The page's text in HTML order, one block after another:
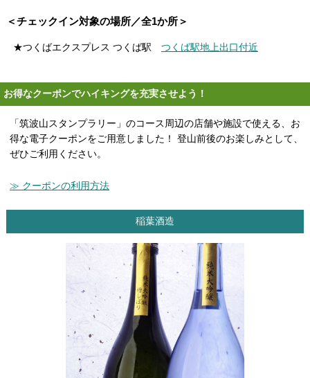
＜チェックイン対象の場所／全1か所＞
★つくばエクスプレス つくば駅 つくば駅地上出口付近
お得なクーポンでハイキングを充実させよう！
「筑波山スタンプラリー」のコース周辺の店舗や施設で使える、お
得な電子クーポンをご用意しました！ 登山前後のお楽しみとして、
ぜひご利用ください。
≫ クーポンの利用方法
稲葉酒造